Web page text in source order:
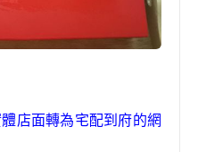
店面轉為宅配到府的網